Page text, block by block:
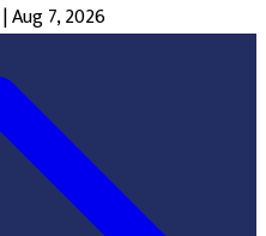
|Aug 7, 2026